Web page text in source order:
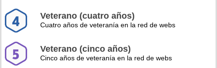
Veterano (cuatro años)
Cuatro años de veteranía en la red de webs
Veterano (cinco años)
Cinco años de veteranía en la red de webs